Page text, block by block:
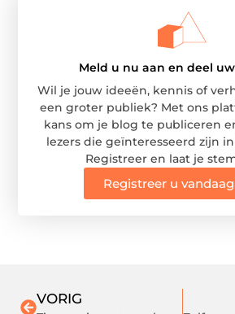
Meld u nu aan en deel
Wil je jouw ideeën, kennis of
een groter publiek? Met ons
kans om je blog te publiceren
lezers die geïnteresseerd zijn
Registreer en laat je
Registreer u
VORIG